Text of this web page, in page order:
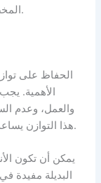
المخصصة للضروريات اليومية أو الفواتير في القمار.
الحفاظ على
الأهمية.
والعمل، وعدم
هذا التوازن يساعد على تجنب الشعور بالذنب أو الضغط النفسي.
يمكن أن تكون
البديلة مفيدة